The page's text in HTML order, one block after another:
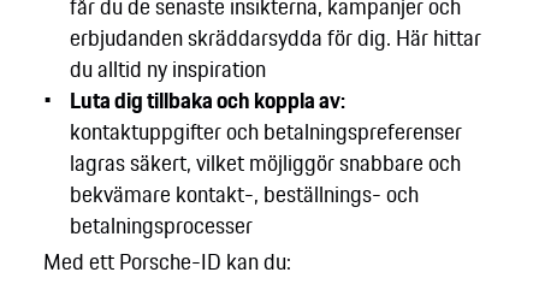
erbjudanden skräddarsydda för dig. Här hittar
du alltid ny inspiration
Luta dig tillbaka och koppla av:
kontaktuppgifter och betalningspreferenser
lagras säkert, vilket möjliggör snabbare och
bekvämare kontakt-, beställnings- och
betalningsprocesser
Med ett Porsche-ID kan du: